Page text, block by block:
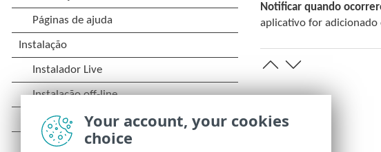
Notificar quando
aplicativo for adicionado
Your account, your cookies
choice